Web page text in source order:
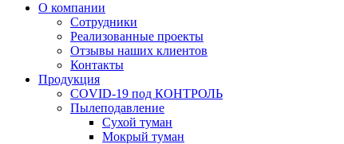
О компании
Сотрудники
Реализованные проекты
Отзывы наших клиентов
Контакты
Продукция
COVID-19 под КОНТРОЛЬ
Пылеподавление
Сухой туман
Мокрый туман